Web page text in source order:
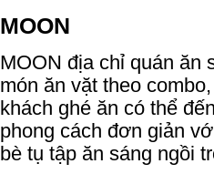
MOON
MOON địa chỉ quán ăn
món ăn vặt theo
khách ghé ăn có thể
phong cách đơn giản
bè tụ tập ăn sáng ngồi